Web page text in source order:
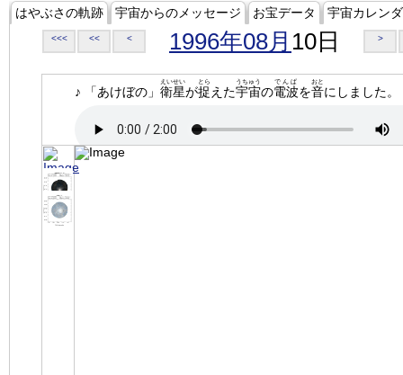
はやぶさの軌跡 宇宙からのメッセージ お宝データ 宇宙カレン
<<< << < 1996年08月 10日 >
♪ 「あけぼの」 衛星
えいせい
が捉
とら
えた宇宙
うちゅう
の電波
でんぱ
を音
おと
にしました。